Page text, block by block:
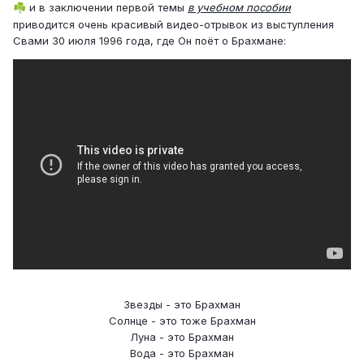
☘️ и в заключении первой темы в учебном пособии
приводится очень красивый видео-отрывок из выступления
Свами 30 июля 1996 года, где Он поёт о Брахмане:
Звезды - это Брахман
Солнце - это тоже Брахман
Луна - это Брахман
Вода - это Брахман